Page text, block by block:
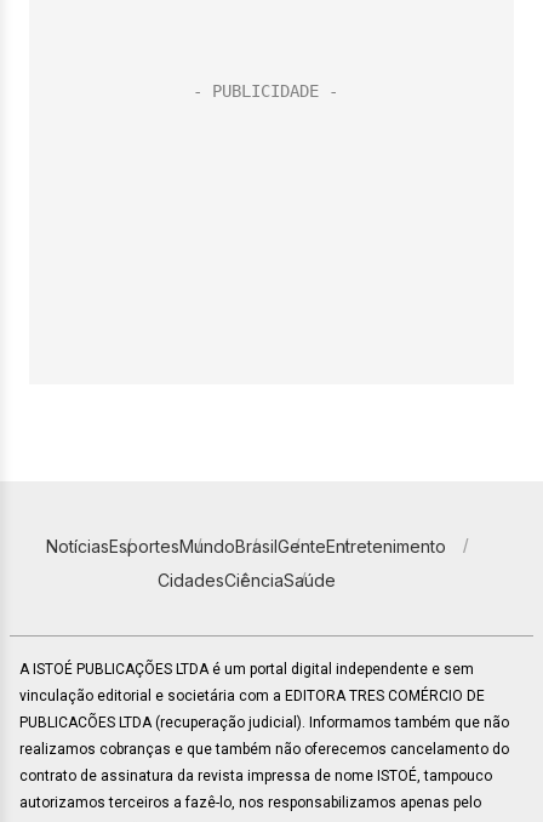
NotíciasEsportesMundoBrasilGenteEntretenimento
CidadesCiênciaSaúde
A ISTOÉ PUBLICAÇÕES LTDA é um portal digital independente e sem
vinculação editorial e societária com a EDITORA TRES COMÉRCIO DE
PUBLICACÕES LTDA (recuperação judicial). Informamos também que não
realizamos cobranças e que também não oferecemos cancelamento do
contrato de assinatura da revista impressa de nome ISTOÉ, tampouco
autorizamos terceiros a fazê-lo, nos responsabilizamos apenas pelo